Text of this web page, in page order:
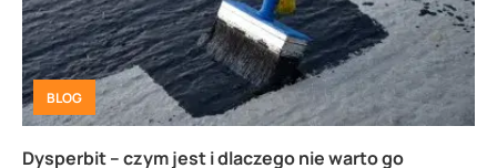
BLOG
Dysperbit – czym jest i dlaczego nie warto go